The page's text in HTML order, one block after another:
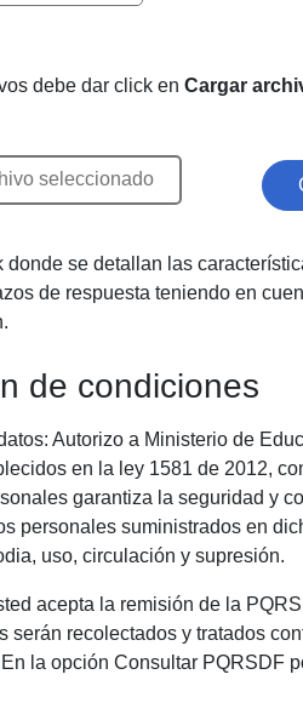
debe dar click en Cargar
seleccionado
se detallan las
de respuesta teniendo en
de condiciones
Autorizo a Ministerio de
en la ley 1581 de 2012,
garantiza la seguridad y
personales suministrados en
uso, circulación y supresión.
acepta la remisión de la
serán recolectados y tratados
la opción Consultar PQRSDF